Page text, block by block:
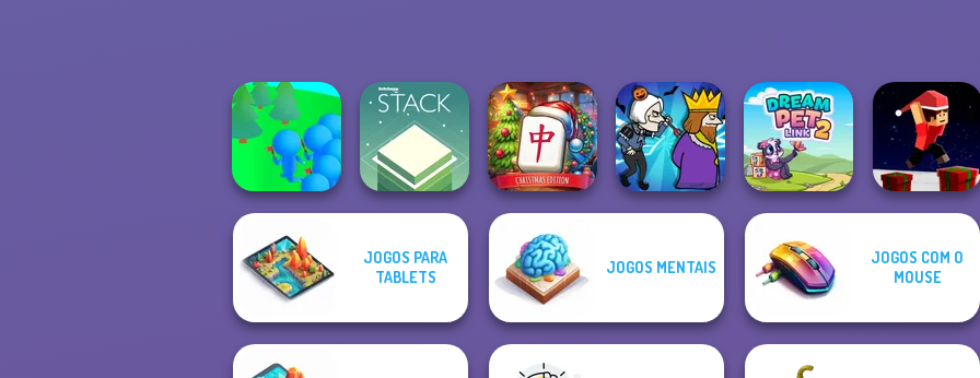
Crowd
Lumberjack
Stack
Mahjong at
Home -
Christmas Ed...
Dream Pet Link 2
Parkour Block
Xmas Special
JOGOS PARA
TABLETS
JOGOS MENTAIS
JOGOS COM O
MOUSE